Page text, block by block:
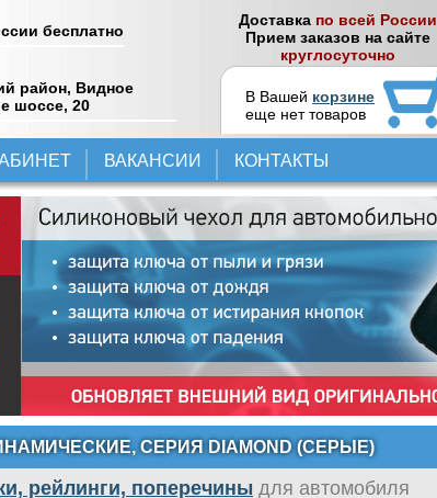
бесплатно
район, Видное
шоссе, 20
Доставка по всей России
Прием заказов на сайте
круглосуточно
В Вашей корзине
еще нет товаров
ВАКАНСИИ КОНТАКТЫ
СЕРИЯ DIAMOND (СЕРЫЕ)
рейлинги, поперечины для автомобиля